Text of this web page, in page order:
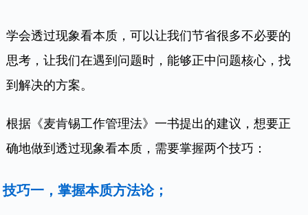
学会透过现象看本质，可以让我们节省很多不必要的
思考，让我们在遇到问题时，能够正中问题核心，找
到解决的方案。
根据《麦肯锡工作管理法》一书提出的建议，想要正
确地做到透过现象看本质，需要掌握两个技巧：
技巧一，掌握本质方法论；